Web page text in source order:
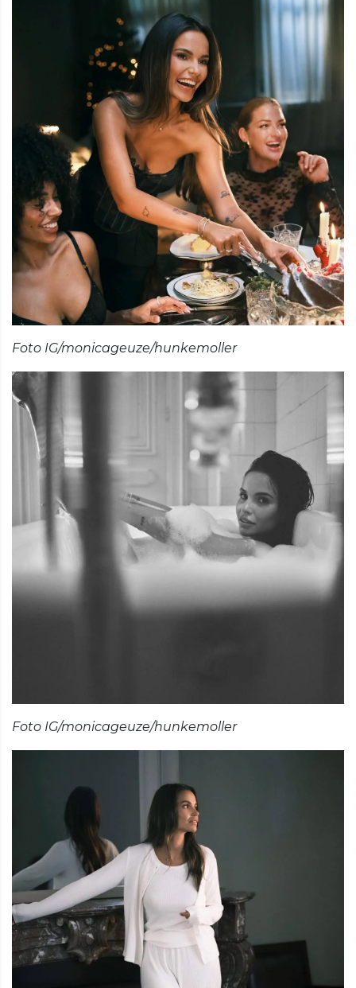
Foto IG/monicageuze/hunkemoller
Foto IG/monicageuze/hunkemoller